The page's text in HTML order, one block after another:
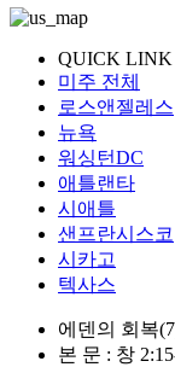
QUICK LINK
미주 전체
로스앤젤레스
뉴욕
워싱턴DC
애틀랜타
시애틀
샌프란시스코
시카고
텍사스
에덴의 회복
본 문 : 창